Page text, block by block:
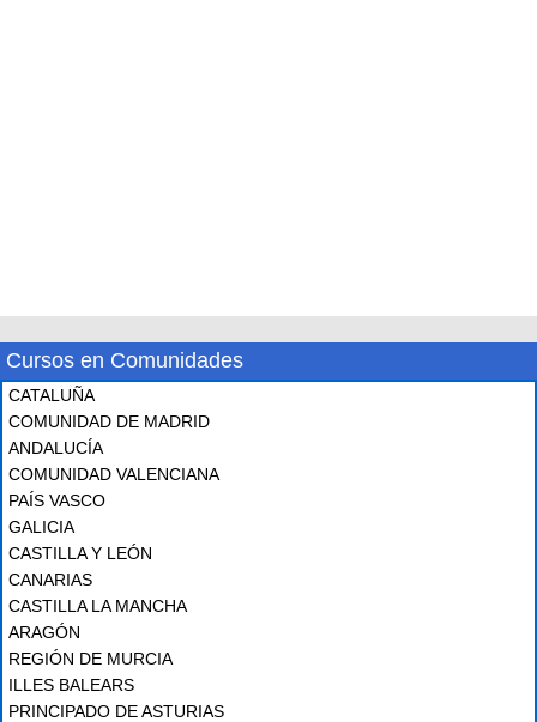
Cursos en Comunidades
CATALUÑA
COMUNIDAD DE MADRID
ANDALUCÍA
COMUNIDAD VALENCIANA
PAÍS VASCO
GALICIA
CASTILLA Y LEÓN
CANARIAS
CASTILLA LA MANCHA
ARAGÓN
REGIÓN DE MURCIA
ILLES BALEARS
PRINCIPADO DE ASTURIAS